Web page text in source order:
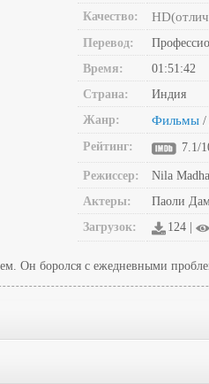
Качество:
Перевод:
Время:
01:51:42
Страна:
Индия
Жанр:
Фильмы /
Рейтинг: 7.1/
Режиссер:
Nila
Актеры:
Паоли
Загрузок:
124 |
Он боролся с ежедневными